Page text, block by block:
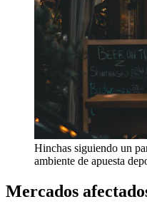
Hinchas siguiendo un
ambiente de apuesta
Mercados